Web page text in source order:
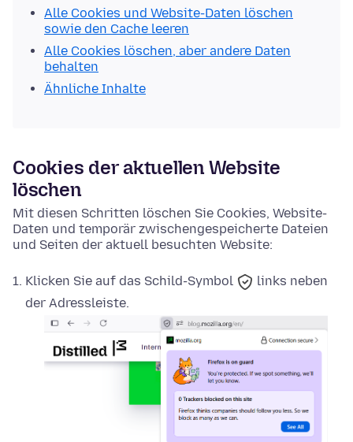
Alle Cookies und Website-Daten löschen
sowie den Cache leeren
Alle Cookies löschen, aber andere Daten
behalten
Ähnliche Inhalte
Cookies der aktuellen Website
löschen
Mit diesen Schritten löschen Sie Cookies, Website-
Daten und temporär zwischengespeicherte Dateien
und Seiten der aktuell besuchten Website:
Klicken Sie auf das Schild-Symbol
links neben
der Adressleiste.